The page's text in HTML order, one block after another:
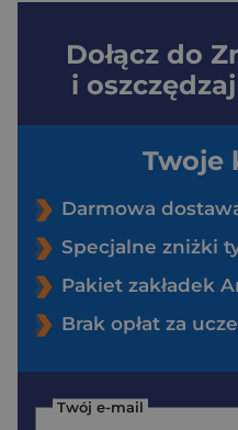
Dołącz do
i
Twoje
Darmowa
Specjalne zniżki
Pakiet zakładek
Brak opłat za
Twój e-mail